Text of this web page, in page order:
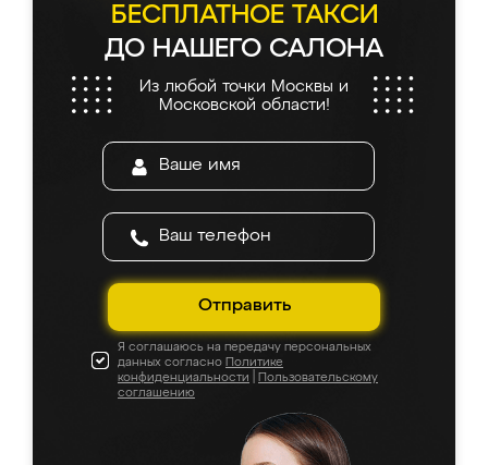
БЕСПЛАТНОЕ ТАКСИ
ДО НАШЕГО САЛОНА
Из любой точки Москвы и
Московской области!
Отправить
Я соглашаюсь на передачу персональных
данных согласно Политике
конфиденциальности
Пользовательскому
соглашению